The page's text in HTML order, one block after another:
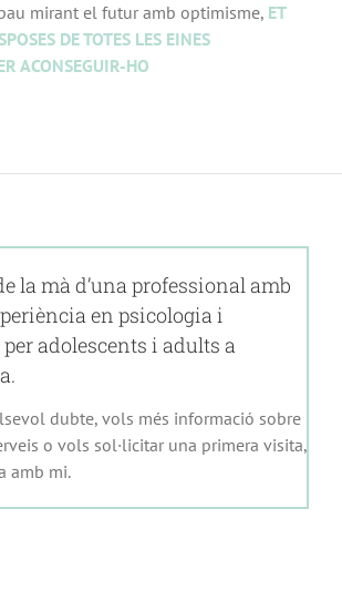
mirant el futur amb optimisme, ET
DE TOTES LES EINES
ACONSEGUIR-HO
la mà d’una professional amb
en psicologia i
adolescents i adults a
dubte, vols més informació sobre
o vols sol·licitar una primera visita,
amb mi.